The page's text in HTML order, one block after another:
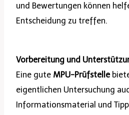
und Bewertungen können
Entscheidung zu treffen.
Vorbereitung und
Eine gute MPU-Prüfstelle
eigentlichen Untersuchung
Informationsmaterial und